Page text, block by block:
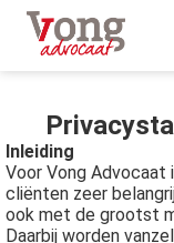
Inleiding
Voor Vong Advocaat
cliënten zeer
ook met de grootst
Daarbij worden